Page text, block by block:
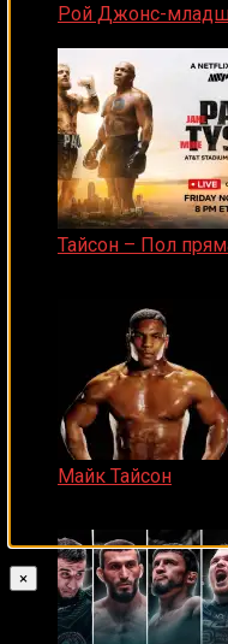
Рой Джонс-
Тайсон – Пол
Майк Тайсон
×